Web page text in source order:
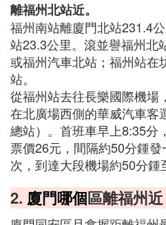
離福州北站近。
福州南站離廈門北站231.4
站23.3公里。滾並譽福州北
或福州汽車北站；福州站在
站。
從福州站去往長樂國際機場
在北廣場西側的華威汽車客
總站）。首班車早上8:35分
票價26元，間隔約50分鍾
次，到達大段機場約50分鍾
2. 廈門哪個區離福州近